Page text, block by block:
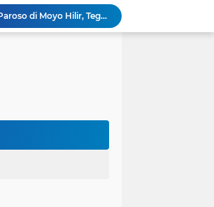
Wabup Sumbawa Resmi Buka Festival Budaya Paroso di Moyo Hilir, Tegaskan Komitmen Pelestarian Budaya hingga
Ancaman Gagal Panen di Hilir Lape, DPRD dan Tani Merdeka Dorong Perbaikan Irigasi Waduk Mamak
WAKIL BUPATI SUMBAWA AJAK SELURUH ELEMEN MASYARAKAT PERKUAT KASIH SAYANG DAN PERLINDUNGAN ANAK DEMI GENERASI EMAS 2045